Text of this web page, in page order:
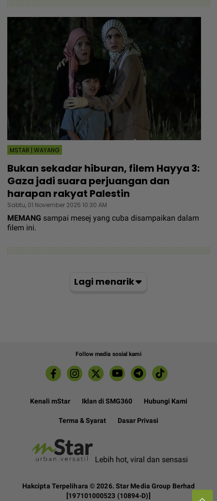
MSTAR | WAYANG
Bukan sekadar hiburan, filem Hayya 3:
Gaza jadi suara perjuangan dan
harapan rakyat Palestin
Sabtu, 01 November 2025 10:30 AM
MEMANG sampai mesej yang cuba disampaikan dalam
filem ini.
Follow media sosial kami
Kenali mStar Iklan di SMG360 Hubungi Kami
Terma & Syarat Dasar Privasi
Lebih hot, viral dan sensasi
Hakcipta Terpelihara ©2026. Star Media Group Berhad
[197101000523 (10894-D)]